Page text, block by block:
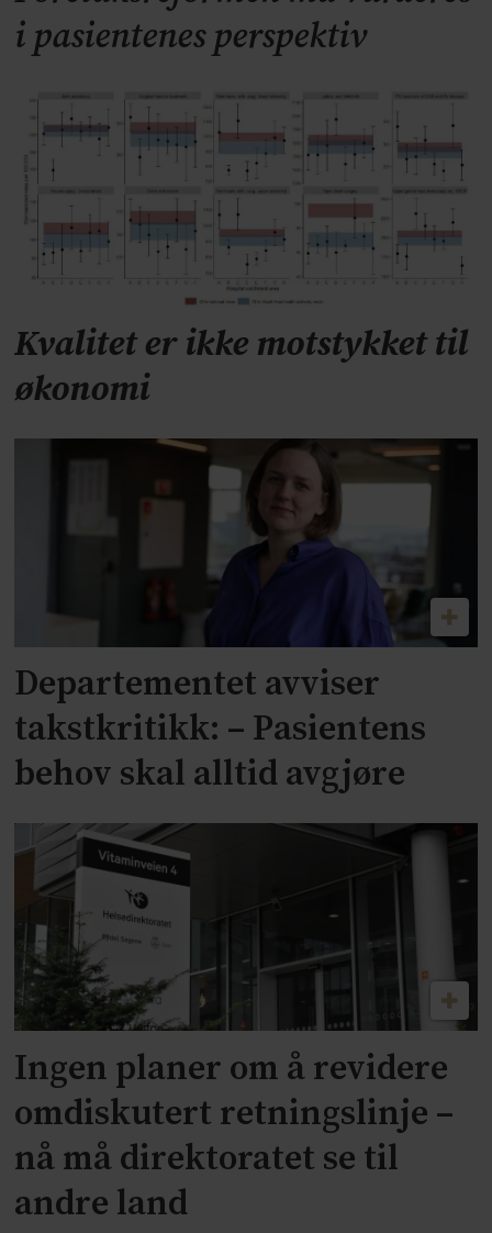
i pasientenes perspektiv
Kvalitet er ikke motstykket til
økonomi
Departementet avviser
takstkritikk: – Pasientens
behov skal alltid avgjøre
Ingen planer om å revidere
omdiskutert retningslinje –
nå må direktoratet se til
andre land